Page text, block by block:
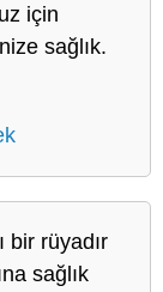
için
sağlık.
bir rüyadır
sağlık